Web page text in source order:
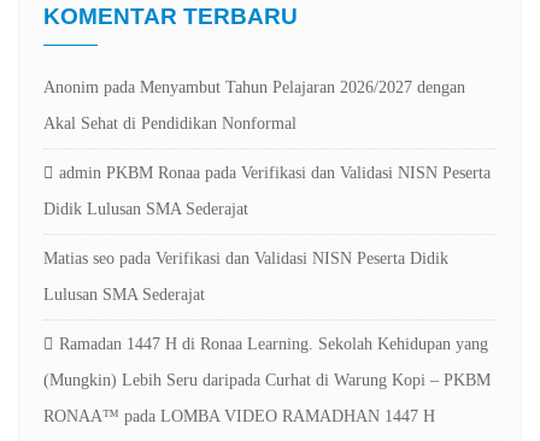
KOMENTAR TERBARU
Anonim pada Menyambut Tahun Pelajaran 2026/2027 dengan
Akal Sehat di Pendidikan Nonformal
admin PKBM Ronaa pada Verifikasi dan Validasi NISN Peserta
Didik Lulusan SMA Sederajat
Matias seo pada Verifikasi dan Validasi NISN Peserta Didik
Lulusan SMA Sederajat
Ramadan 1447 H di Ronaa Learning. Sekolah Kehidupan yang
(Mungkin) Lebih Seru daripada Curhat di Warung Kopi – PKBM
RONAA™ pada LOMBA VIDEO RAMADHAN 1447 H